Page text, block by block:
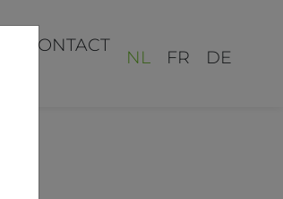
CONTACT
NL FR DE